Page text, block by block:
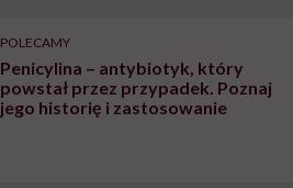
POLECAMY
Penicylina – antybiotyk, który
powstał przez przypadek. Poznaj
jego historię i zastosowanie